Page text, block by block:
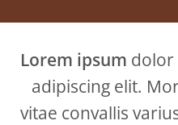
Lorem ipsum dolor
adipiscing elit.
vitae convallis